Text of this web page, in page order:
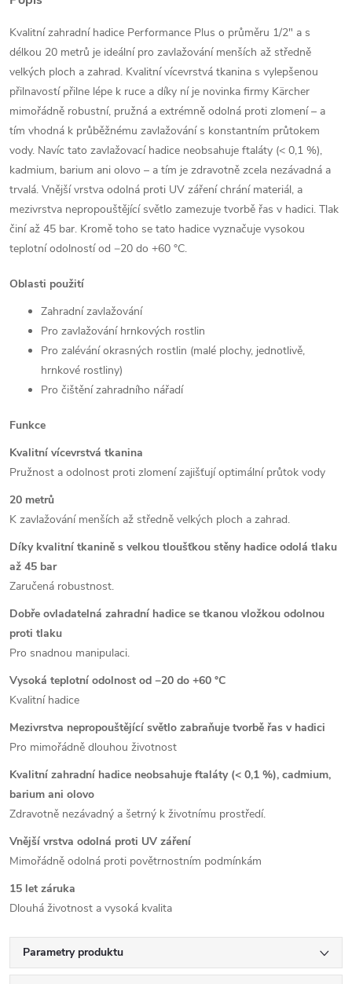
Kvalitní zahradní hadice Performance Plus o průměru 1/2" a s
délkou 20 metrů je ideální pro zavlažování menších až středně
velkých ploch a zahrad. Kvalitní vícevrstvá tkanina s vylepšenou
přilnavostí přilne lépe k ruce a díky ní je novinka firmy Kärcher
mimořádně robustní, pružná a extrémně odolná proti zlomení – a
tím vhodná k průběžnému zavlažování s konstantním průtokem
vody. Navíc tato zavlažovací hadice neobsahuje ftaláty (< 0,1 %),
kadmium, barium ani olovo – a tím je zdravotně zcela nezávadná a
trvalá. Vnější vrstva odolná proti UV záření chrání materiál, a
mezivrstva nepropouštějící světlo zamezuje tvorbě řas v hadici. Tlak
činí až 45 bar. Kromě toho se tato hadice vyznačuje vysokou
teplotní odolností od −20 do +60 °C.
Oblasti použití
Zahradní zavlažování
Pro zavlažování hrnkových rostlin
Pro zalévání okrasných rostlin (malé plochy, jednotlivě,
hrnkové rostliny)
Pro čištění zahradního nářadí
Funkce
Kvalitní vícevrstvá tkanina
Pružnost a odolnost proti zlomení zajišťují optimální průtok vody
20 metrů
K zavlažování menších až středně velkých ploch a zahrad.
Díky kvalitní tkanině s velkou tloušťkou stěny hadice odolá tlaku
až 45 bar
Zaručená robustnost.
Dobře ovladatelná zahradní hadice se tkanou vložkou odolnou
proti tlaku
Pro snadnou manipulaci.
Vysoká teplotní odolnost od −20 do +60 °C
Kvalitní hadice
Mezivrstva nepropouštějící světlo zabraňuje tvorbě řas v hadici
Pro mimořádně dlouhou životnost
Kvalitní zahradní hadice neobsahuje ftaláty (< 0,1 %), cadmium,
barium ani olovo
Zdravotně nezávadný a šetrný k životnímu prostředí.
Vnější vrstva odolná proti UV záření
Mimořádně odolná proti povětrnostním podmínkám
15 let záruka
Dlouhá životnost a vysoká kvalita
Parametry produktu